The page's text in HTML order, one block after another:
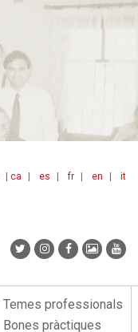
ca es fr en it
Menu
Temes professionals
Bones pràctiques